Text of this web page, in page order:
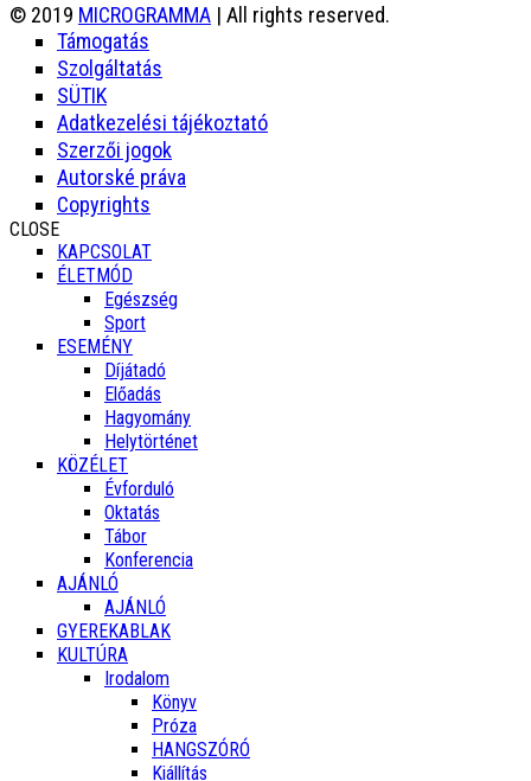
© 2019 MICROGRAMMA | All rights reserved.
Támogatás
Szolgáltatás
SÜTIK
Adatkezelési tájékoztató
Szerzői jogok
Autorské práva
Copyrights
CLOSE
KAPCSOLAT
ÉLETMÓD
Egészség
Sport
ESEMÉNY
Díjátadó
Előadás
Hagyomány
Helytörténet
KÖZÉLET
Évforduló
Oktatás
Tábor
Konferencia
AJÁNLÓ
AJÁNLÓ
GYEREKABLAK
KULTÚRA
Irodalom
Könyv
Próza
HANGSZÓRÓ
Kiállítás